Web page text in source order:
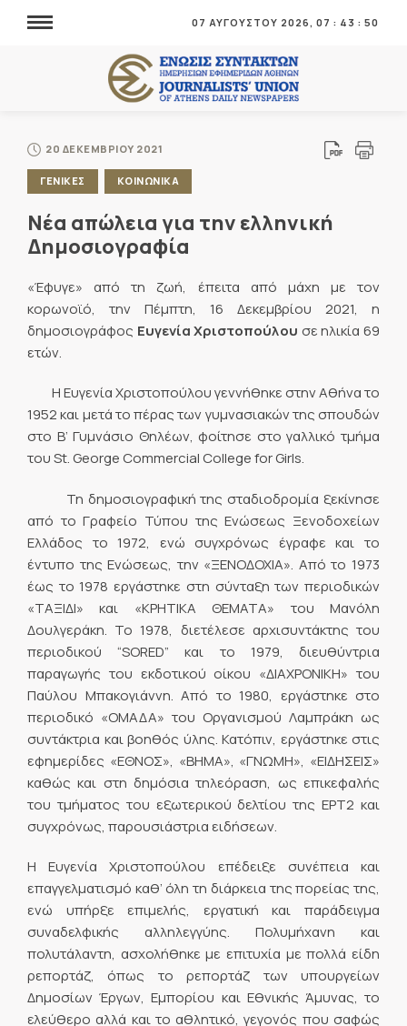
07 ΑΥΓΟΥΣΤΟΥ 2026, 07 : 43 : 51
20 ΔΕΚΕΜΒΡΙΟΥ 2021
ΓΕΝΙΚΕΣ ΚΟΙΝΩΝΙΚΑ
Νέα απώλεια για την ελληνική
Δημοσιογραφία
«Έφυγε» από τη ζωή, έπειτα από μάχη με τον
κορωνοϊό, την Πέμπτη, 16 Δεκεμβρίου 2021, η
δημοσιογράφος Ευγενία Χριστοπούλου σε ηλικία 69
ετών.
Η Ευγενία Χριστοπούλου γεννήθηκε στην Αθήνα το
1952 και μετά το πέρας των γυμνασιακών της σπουδών
στο Β’ Γυμνάσιο Θηλέων, φοίτησε στο γαλλικό τμήμα
του St. George Commercial College for Girls.
Τη δημοσιογραφική της σταδιοδρομία ξεκίνησε
από το Γραφείο Τύπου της Ενώσεως Ξενοδοχείων
Ελλάδος το 1972, ενώ συγχρόνως έγραφε και το
έντυπο της Ενώσεως, την «ΞΕΝΟΔΟΧΙΑ». Από το 1973
έως το 1978 εργάστηκε στη σύνταξη των περιοδικών
«ΤΑΞΙΔΙ» και «ΚΡΗΤΙΚΑ ΘΕΜΑΤΑ» του Μανόλη
Δουλγεράκη. Το 1978, διετέλεσε αρχισυντάκτης του
περιοδικού “SORED” και το 1979, διευθύντρια
παραγωγής του εκδοτικού οίκου «ΔΙΑΧΡΟΝΙΚΗ» του
Παύλου Μπακογιάννη. Από το 1980, εργάστηκε στο
περιοδικό «ΟΜΑΔΑ» του Οργανισμού Λαμπράκη ως
συντάκτρια και βοηθός ύλης. Κατόπιν, εργάστηκε στις
εφημερίδες «ΕΘΝΟΣ», «ΒΗΜΑ», «ΓΝΩΜΗ», «ΕΙΔΗΣΕΙΣ»
καθώς και στη δημόσια τηλεόραση, ως επικεφαλής
του τμήματος του εξωτερικού δελτίου της ΕΡΤ2 και
συγχρόνως, παρουσιάστρια ειδήσεων.
Η Ευγενία Χριστοπούλου επέδειξε συνέπεια και
επαγγελματισμό καθ’ όλη τη διάρκεια της πορείας της,
ενώ υπήρξε επιμελής, εργατική και παράδειγμα
συναδελφικής αλληλεγγύης. Πολυμήχανη και
πολυτάλαντη, ασχολήθηκε με επιτυχία με πολλά είδη
ρεπορτάζ, όπως το ρεπορτάζ των υπουργείων
Δημοσίων Έργων, Εμπορίου και Εθνικής Άμυνας, το
ελεύθερο αλλά και το αθλητικό, γεγονός που σαφώς